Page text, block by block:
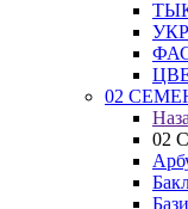
02
02